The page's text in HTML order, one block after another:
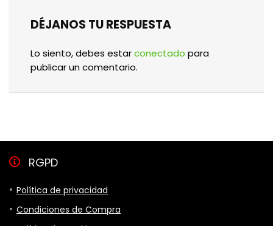
DÉJANOS TU RESPUESTA
Lo siento, debes estarconectado para
publicar un comentario.
RGPD
Política de privacidad
Condiciones de Compra